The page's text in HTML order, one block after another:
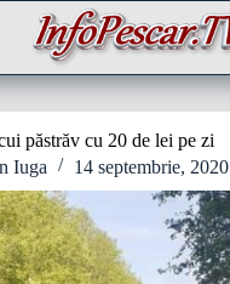
păstrăv cu 20 de lei pe zi
Iuga
14 septembrie, 2020